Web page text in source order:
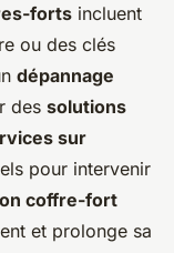
forts incluent
ou des clés
dépannage
des solutions
sur
pour intervenir
coffre-fort
et prolonge sa